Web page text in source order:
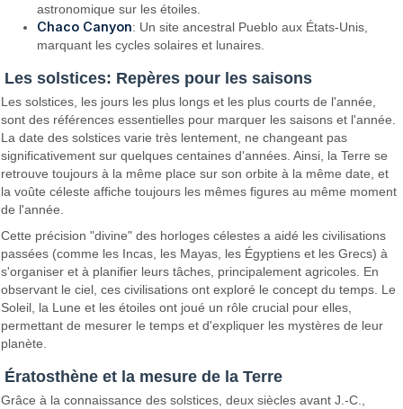
astronomique sur les étoiles.
Chaco Canyon: Un site ancestral Pueblo aux États-Unis,
marquant les cycles solaires et lunaires.
Les solstices: Repères pour les saisons
Les solstices, les jours les plus longs et les plus courts de l'année,
sont des références essentielles pour marquer les saisons et l'année.
La date des solstices varie très lentement, ne changeant pas
significativement sur quelques centaines d'années. Ainsi, la Terre se
retrouve toujours à la même place sur son orbite à la même date, et
la voûte céleste affiche toujours les mêmes figures au même moment
de l'année.
Cette précision "divine" des horloges célestes a aidé les civilisations
passées (comme les Incas, les Mayas, les Égyptiens et les Grecs) à
s'organiser et à planifier leurs tâches, principalement agricoles. En
observant le ciel, ces civilisations ont exploré le concept du temps. Le
Soleil, la Lune et les étoiles ont joué un rôle crucial pour elles,
permettant de mesurer le temps et d'expliquer les mystères de leur
planète.
Ératosthène et la mesure de la Terre
Grâce à la connaissance des solstices, deux siècles avant J.-C.,